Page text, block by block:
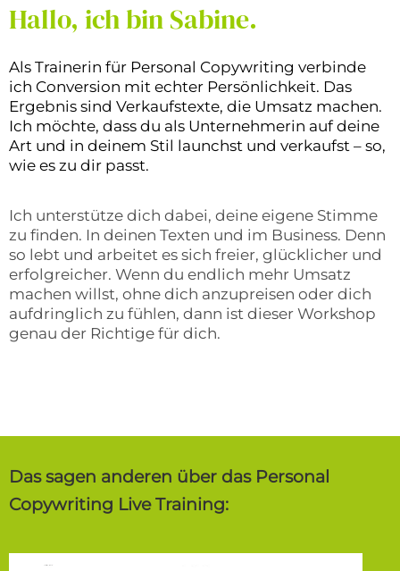
Hallo, ich bin Sabine.
Als Trainerin für Personal Copywriting verbinde
ich Conversion mit echter Persönlichkeit. Das
Ergebnis sind Verkaufstexte, die Umsatz machen.
Ich möchte, dass du als Unternehmerin auf deine
Art und in deinem Stil launchst und verkaufst – so,
wie es zu dir passt.
Ich unterstütze dich dabei, deine eigene Stimme
zu finden. In deinen Texten und im Business. Denn
so lebt und arbeitet es sich freier, glücklicher und
erfolgreicher. Wenn du endlich mehr Umsatz
machen willst, ohne dich anzupreisen oder dich
aufdringlich zu fühlen, dann ist dieser Workshop
genau der Richtige für dich.
Das sagen anderen über das Personal
Copywriting Live Training: